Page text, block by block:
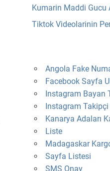
Kumarin Maddi Gucu
Tiktok Videolarinin
Angola Fake
Facebook Sayfa
Instagram Bayan
Instagram Takipçi
Kanarya Adaları
Liste
Madagaskar
Sayfa Listesi
SMS Onay